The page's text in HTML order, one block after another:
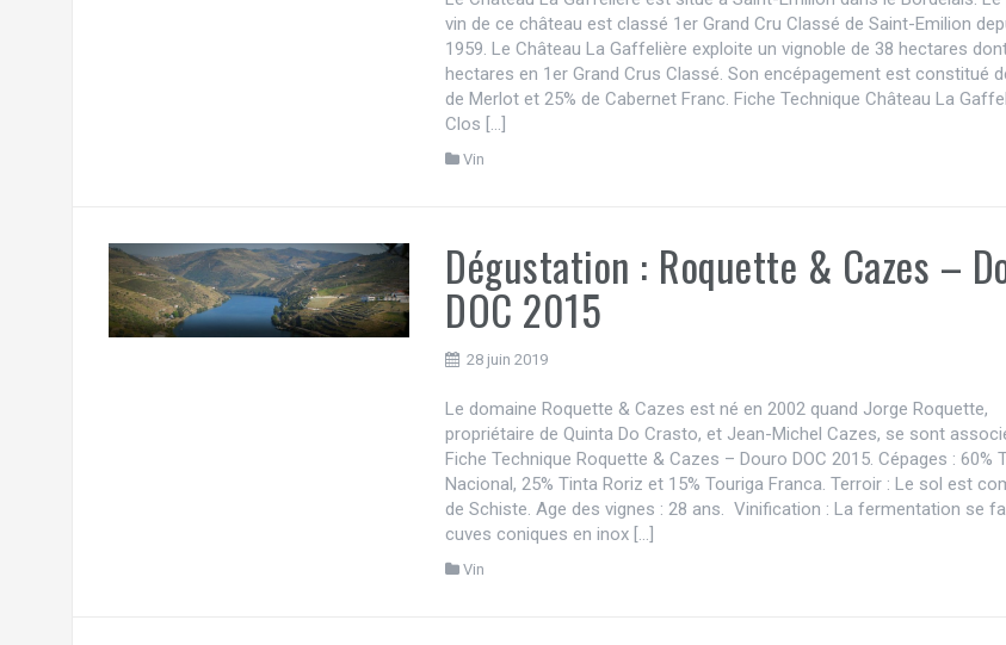
vin de ce château est classé 1er Grand Cru Classé de Saint-Emilion
1959. Le Château La Gaffelière exploite un vignoble de 38 hectares
hectares en 1er Grand Crus Classé. Son encépagement est constitué
de Merlot et 25% de Cabernet Franc. Fiche Technique Château La
Clos […]
Vin
Dégustation : Roquette & Cazes –
DOC 2015
28 juin 2019
Le domaine Roquette & Cazes est né en 2002 quand Jorge Roquette,
propriétaire de Quinta Do Crasto, et Jean-Michel Cazes, se sont
Fiche Technique Roquette & Cazes – Douro DOC 2015. Cépages : 60%
Nacional, 25% Tinta Roriz et 15% Touriga Franca. Terroir : Le sol est
de Schiste. Age des vignes : 28 ans. Vinification : La fermentation se
cuves coniques en inox […]
Vin